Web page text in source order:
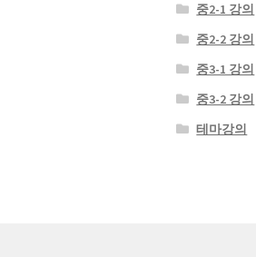
중2-1 강의
중2-2 강의
중3-1 강의
중3-2 강의
테마강의